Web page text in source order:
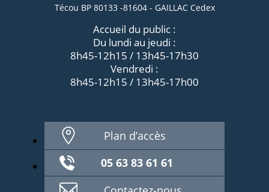
Técou BP 80133 -81604 - GAILLAC Cedex
Accueil du public :
Du lundi au jeudi :
8h45-12h15 / 13h45-17h30
Vendredi :
8h45-12h15 / 13h45-17h00
Plan d’accès
05 63 83 61 61